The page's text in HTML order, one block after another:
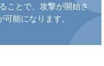
ことで、攻撃が開始さ
能になります。